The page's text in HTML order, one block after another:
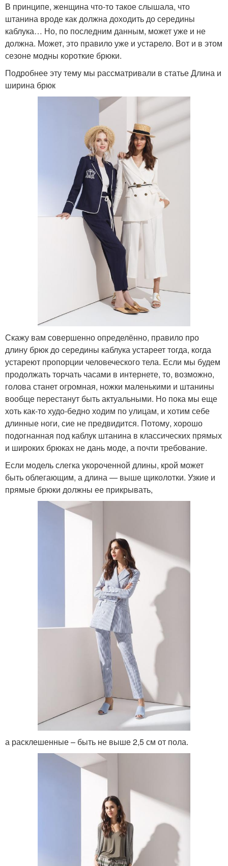
В принципе, женщина что-то такое слышала, что
штанина вроде как должна доходить до середины
каблука… Но, по последним данным, может уже и не
должна. Может, это правило уже и устарело. Вот и в этом
сезоне модны короткие брюки.
Подробнее эту тему мы рассматривали в статье Длина и
ширина брюк
Скажу вам совершенно определённо, правило про
длину брюк до середины каблука устареет тогда, когда
устареют пропорции человеческого тела. Если мы будем
продолжать торчать часами в интернете, то, возможно,
голова станет огромная, ножки маленькими и штанины
вообще перестанут быть актуальными. Но пока мы еще
хоть как-то худо-бедно ходим по улицам, и хотим себе
длинные ноги, сие не предвидится. Потому, хорошо
подогнанная под каблук штанина в классических прямых
и широких брюках не дань моде, а почти требование.
Если модель слегка укороченной длины, крой может
быть облегающим, а длина — выше щиколотки. Узкие и
прямые брюки должны ее прикрывать,
а расклешенные – быть не выше 2,5 см от пола.